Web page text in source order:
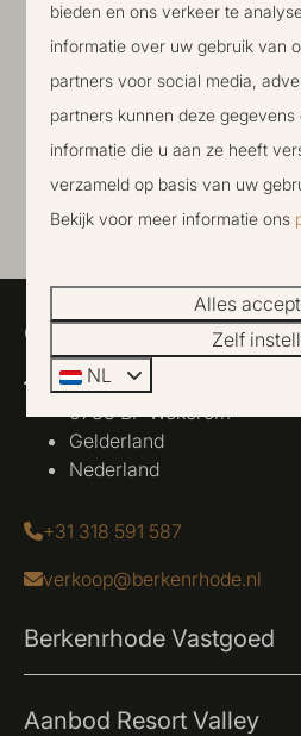
Contact
Roekelseweg 44-48
6733 BP Wekerom
Gelderland
Nederland
+31 318 591 587
verkoop@berkenrhode.nl
Berkenrhode Vastgoed
Aanbod Resort Valley
bieden en ons verkeer te
informatie over uw gebruik van
partners voor social media,
partners kunnen deze
informatie die u aan ze heeft
verzameld op basis van uw
Bekijk voor meer informatie ons
Alles
Zelf
NL